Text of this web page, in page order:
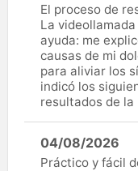
El proceso de
La
ayuda: me
causas de mi
para aliviar los
indicó los
resultados de la
04/08/2026
Práctico y fácil